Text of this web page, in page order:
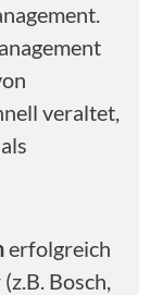
veraltet,
erfolgreich
Bosch,